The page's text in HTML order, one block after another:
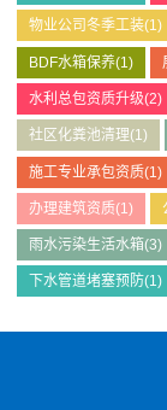
物业公司冬季工装(1)
BDF水箱保养(1)
水利总包资质升级(2)
社区化粪池清理(1)
施工专业承包资质(1)
办理建筑资质(1)
雨水污染生活水箱(3)
下水管道堵塞预防(1)